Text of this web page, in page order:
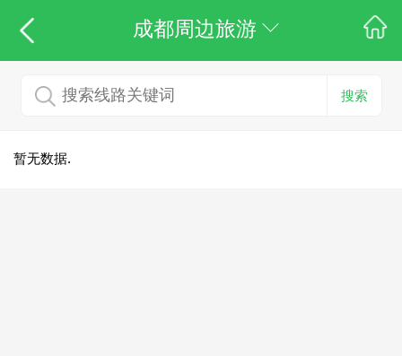
成都周边旅游
搜索
暂无数据.